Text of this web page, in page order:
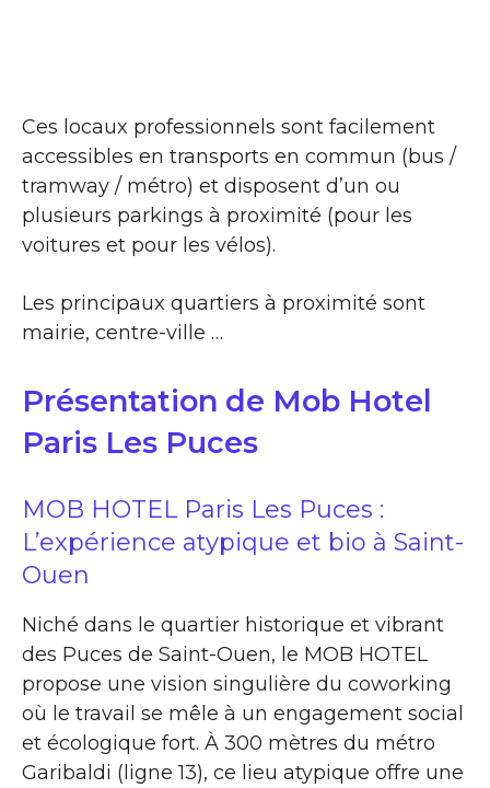
Ces locaux professionnels sont facilement
accessibles en transports en commun (bus /
tramway / métro) et disposent d’un ou
plusieurs parkings à proximité (pour les
voitures et pour les vélos).
Les principaux quartiers à proximité sont
mairie, centre-ville …
Présentation de Mob Hotel
Paris Les Puces
MOB HOTEL Paris Les Puces :
L’expérience atypique et bio à Saint-
Ouen
Niché dans le quartier historique et vibrant
des Puces de Saint-Ouen, le MOB HOTEL
propose une vision singulière du coworking
où le travail se mêle à un engagement social
et écologique fort. À 300 mètres du métro
Garibaldi (ligne 13), ce lieu atypique offre une